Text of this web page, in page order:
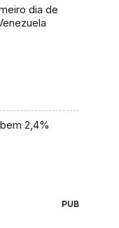
dia de
2,4%
PUB